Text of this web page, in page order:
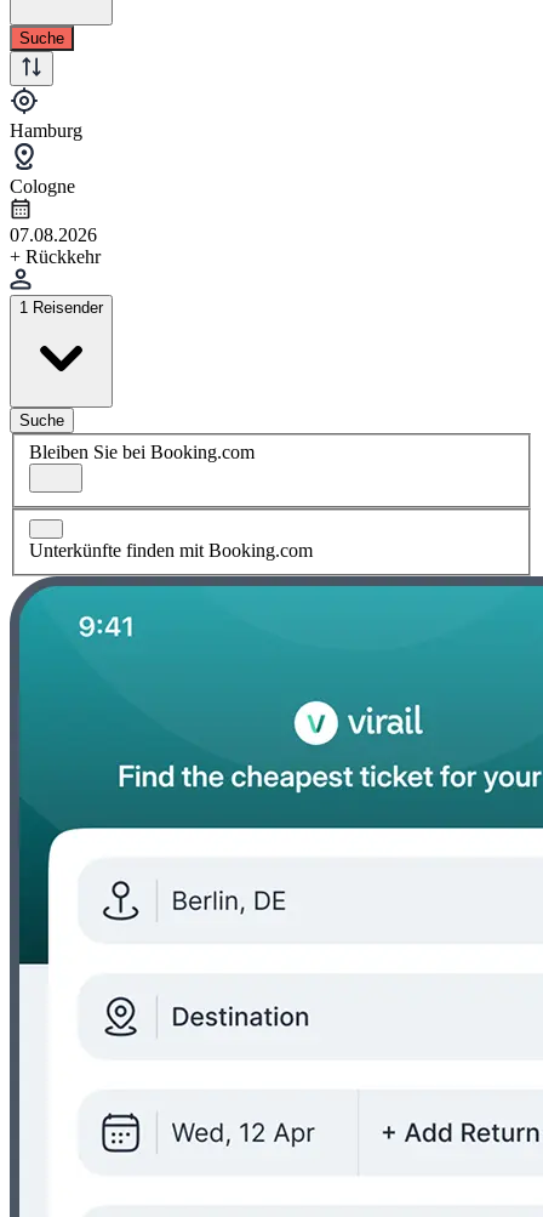
Suche
Hamburg
Cologne
07.08.2026
+ Rückkehr
1 Reisender
Suche
Bleiben Sie bei Booking.com
Unterkünfte finden mit Booking.com